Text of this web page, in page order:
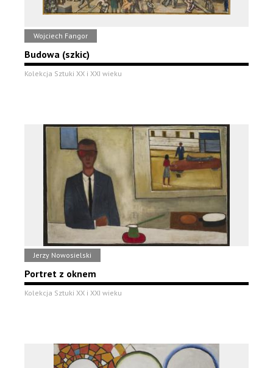
Wojciech Fangor
Budowa (szkic)
Kolekcja Sztuki XX i XXI wieku
Jerzy Nowosielski
Portret z oknem
Kolekcja Sztuki XX i XXI wieku